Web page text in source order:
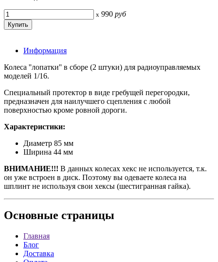
x 990 руб
Информация
Колеса ''лопатки'' в сборе (2 штуки) для радиоуправляемых
моделей 1/16.
Специальный протектор в виде гребущей перегородки,
предназначен для наилучшего сцепления с любой
поверхностью кроме ровной дороги.
Характеристики:
Диаметр 85 мм
Ширина 44 мм
ВНИМАНИЕ!!! В данных колесах хекс не используется, т.к.
он уже встроен в диск. Поэтому вы одеваете колеса на
шплинт не используя свои хексы (шестигранная гайка).
Основные страницы
Главная
Блог
Доставка